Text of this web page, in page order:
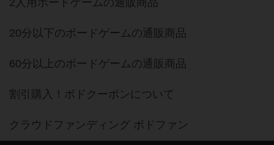
2人用ボードゲームの通販商品
20分以下のボードゲームの通販商品
60分以上のボードゲームの通販商品
割引購入！ボドクーポンについて
クラウドファンディング ボドファン